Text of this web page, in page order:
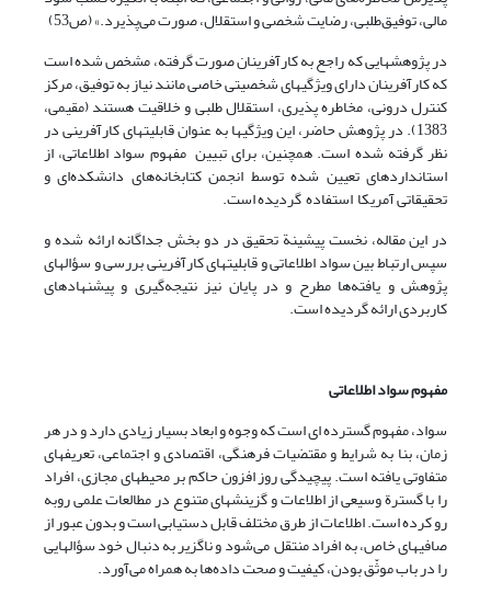
مالی، توفیق‌طلبی، رضایت شخصی و استقلال، صورت می‌پذیرد.» (ص53)
در پژوهشهایی که راجع به کارآفرینان صورت گرفته، مشخص شده است
که کارآفرینان دارای ویژگیهای شخصیتی خاصی مانند نیاز به توفیق، مرکز
کنترل درونی، مخاطره پذیری، استقلال طلبی و خلاقیت هستند (مقیمی،
1383). در پژوهش حاضر، این ویژگیها به عنوان قابلیتهای کارآفرینی در
نظر گرفته شده است. همچنین، برای تبیین مفهوم سواد اطلاعاتی، از
استانداردهای تعیین شده توسط انجمن کتابخانه‌های دانشکده‌ای و
تحقیقاتی آمریکا استفاده گردیده است.
در این مقاله، نخست پیشینة تحقیق در دو بخش جداگانه ارائه شده و
سپس ارتباط بین سواد اطلاعاتی و قابلیتهای کارآفرینی بررسی و سؤالهای
پژوهش و یافته‌ها مطرح و در پایان نیز نتیجه‌گیری و پیشنهادهای
کاربردی ارائه گردیده است.
مفهوم سواد اطلاعاتی
سواد، مفهوم گسترده ای است که وجوه و ابعاد بسیار زیادی دارد و در هر
زمان، بنا به شرایط و مقتضیات فرهنگی، اقتصادی و اجتماعی، تعریفهای
متفاوتی یافته است. پیچیدگی روز افزون حاکم بر محیطهای مجازی، افراد
را با گسترة وسیعی از اطلاعات و گزینشهای متنوع در مطالعات علمی روبه
رو کرده است. اطلاعات از طرق مختلف قابل دستیابی است و بدون عبور از
صافیهای خاص، به افراد منتقل می‌شود و ناگزیر به دنبال خود سؤالهایی
را در باب موثّق بودن، کیفیت و صحت داده‌ها به همراه می‌آورد.